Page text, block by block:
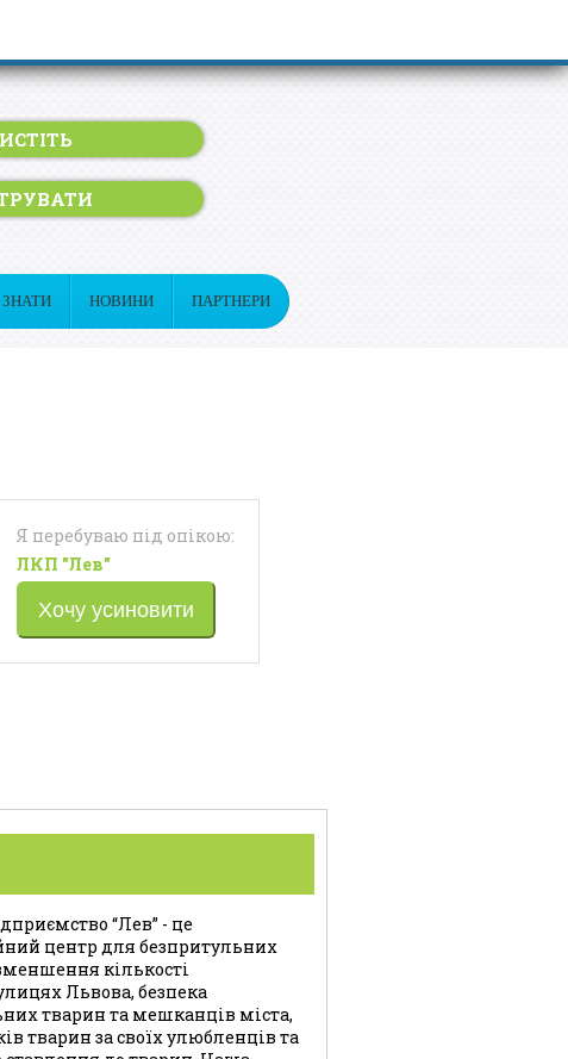
НОВИНИ ПАРТНЕРИ
Я перебуваю під опікою:
ЛКП "Лев"
Хочу усиновити
“Лев” - це
центр для безпритульних
кількості
Львова, безпека
тварин та мешканців міста,
тварин за своїх улюбленців та